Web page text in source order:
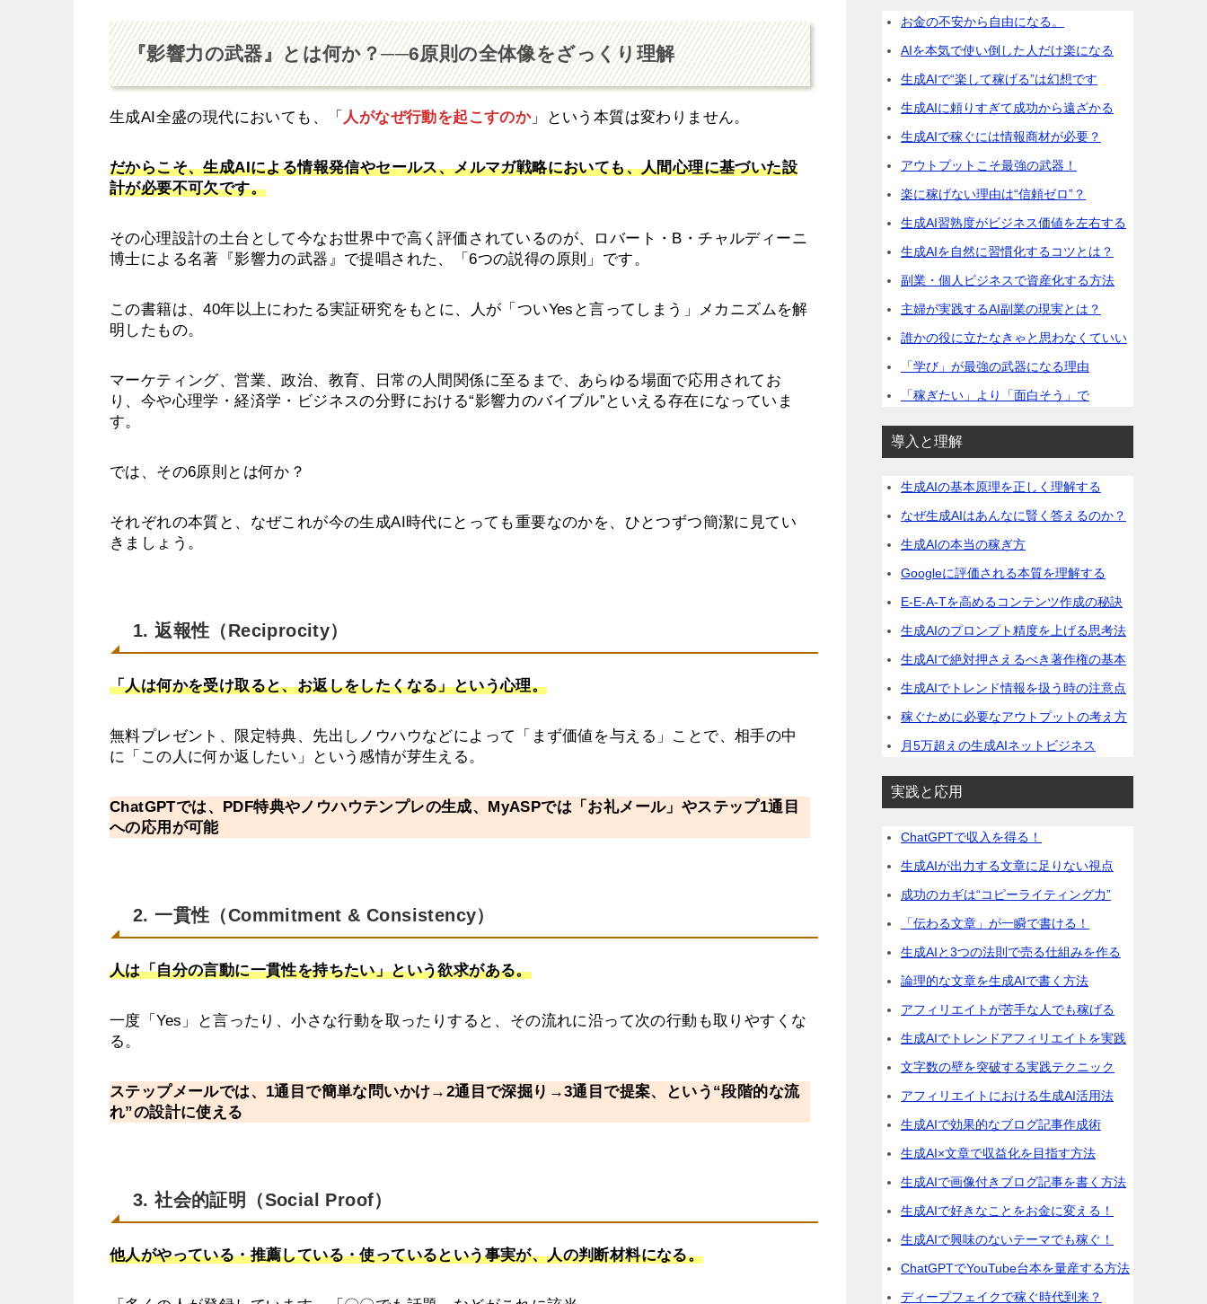
『影響力の武器』とは何か？──6原則の全体像をざっくり理解
生成AI全盛の現代においても、「 人がなぜ行動を起こすのか」という本質は変わりません。
だからこそ、生成AIによる情報発信やセールス、メルマガ戦略においても、人間心理に基づいた設
計が必要不可欠です。
その心理設計の土台として今なお世界中で高く評価されているのが、ロバート・B・チャルディーニ
博士による名著『影響力の武器』で提唱された、「6つの説得の原則」です。
この書籍は、40年以上にわたる実証研究をもとに、人が「ついYesと言ってしまう」メカニズムを解
明したもの。
マーケティング、営業、政治、教育、日常の人間関係に至るまで、あらゆる場面で応用されてお
り、今や心理学・経済学・ビジネスの分野における“影響力のバイブル”といえる存在になっていま
す。
では、その6原則とは何か？
それぞれの本質と、なぜこれが今の生成AI時代にとっても重要なのかを、ひとつずつ簡潔に見てい
きましょう。
1. 返報性（Reciprocity）
「人は何かを受け取ると、お返しをしたくなる」という心理。
無料プレゼント、限定特典、先出しノウハウなどによって「まず価値を与える」ことで、相手の中
に「この人に何か返したい」という感情が芽生える。
ChatGPTでは、PDF特典やノウハウテンプレの生成、MyASPでは「お礼メール」やステップ1通目
への応用が可能
2. 一貫性（Commitment & Consistency）
人は「自分の言動に一貫性を持ちたい」という欲求がある。
一度「Yes」と言ったり、小さな行動を取ったりすると、その流れに沿って次の行動も取りやすくな
る。
ステップメールでは、1通目で簡単な問いかけ→2通目で深掘り→3通目で提案、という“段階的な流
れ”の設計に使える
3. 社会的証明（Social Proof）
他人がやっている・推薦している・使っているという事実が、人の判断材料になる。
お金の不安から自由になる。
AIを本気で使い倒した人だけ楽になる
生成AIで“楽して稼げる”は幻想です
生成AIに頼りすぎて成功から遠ざかる
生成AIで稼ぐには情報商材が必要？
アウトプットこそ最強の武器！
楽に稼げない理由は“信頼ゼロ”？
生成AI習熟度がビジネス価値を左右する
生成AIを自然に習慣化するコツとは？
副業・個人ビジネスで資産化する方法
主婦が実践するAI副業の現実とは？
誰かの役に立たなきゃと思わなくていい
「学び」が最強の武器になる理由
「稼ぎたい」より「面白そう」で
導入と理解
生成AIの基本原理を正しく理解する
なぜ生成AIはあんなに賢く答えるのか？
生成AIの本当の稼ぎ方
Googleに評価される本質を理解する
E-E-A-Tを高めるコンテンツ作成の秘訣
生成AIのプロンプト精度を上げる思考法
生成AIで絶対押さえるべき著作権の基本
生成AIでトレンド情報を扱う時の注意点
稼ぐために必要なアウトプットの考え方
月5万超えの生成AIネットビジネス
実践と応用
ChatGPTで収入を得る！
生成AIが出力する文章に足りない視点
成功のカギは“コピーライティング力”
「伝わる文章」が一瞬で書ける！
生成AIと3つの法則で売る仕組みを作る
論理的な文章を生成AIで書く方法
アフィリエイトが苦手な人でも稼げる
生成AIでトレンドアフィリエイトを実践
文字数の壁を突破する実践テクニック
アフィリエイトにおける生成AI活用法
生成AIで効果的なブログ記事作成術
生成AI×文章で収益化を目指す方法
生成AIで画像付きブログ記事を書く方法
生成AIで好きなことをお金に変える！
生成AIで興味のないテーマでも稼ぐ！
ChatGPTでYouTube台本を量産する方法
ディープフェイクで稼ぐ時代到来？